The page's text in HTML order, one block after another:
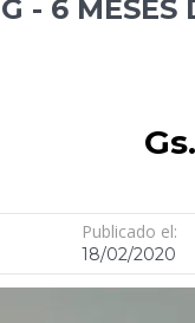
- 6 MESES
Publicado el:
18/02/2020